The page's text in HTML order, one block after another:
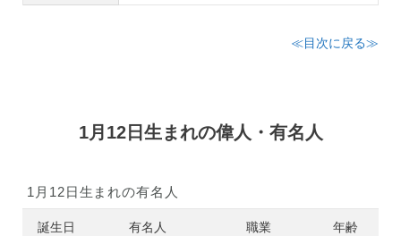
≪目次に戻る≫
1月12日生まれの偉人・有名人
1月12日生まれの有名人
誕生日 有名人 職業 年齢